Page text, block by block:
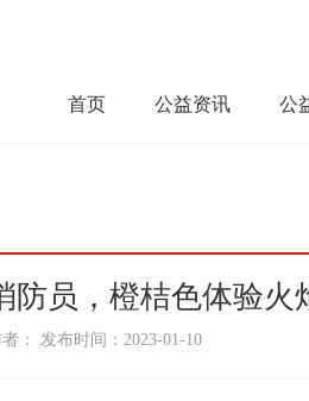
首页 公益资讯 公
防员，橙桔色体验火
： 发布时间：2023-01-10